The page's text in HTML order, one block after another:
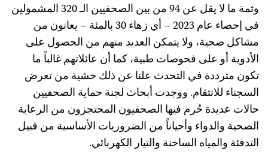
وثمة ما لا يقل عن 94 من بين الصحفيين الـ 320 المشمولين
في إحصاء عام 2023 – أي زهاء 30 بالمئة – يعانون من
مشاكل صحية، ولا يتمكن العديد منهم من الحصول على
الأدوية أو على فحوصات طبية، كما أن عائلاتهم غالباً ما
تكون مترددة في التحدث علنا عن ذلك خشية من تعرض
السجناء للانتقام. ووجدت أبحاث لجنة حماية الصحفيين
حالات عديدة حُرم فيها الصحفيون المحتجزون من الرعاية
الصحية والدواء وأحياناً من الضروريات الأساسية من قبيل
التدفئة والمياه الساخنة والتيار الكهربائي.